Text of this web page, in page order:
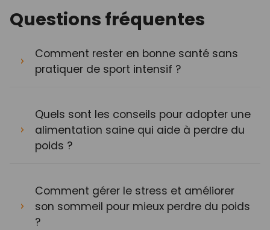
Questions fréquentes
Comment rester en bonne santé sans
pratiquer de sport intensif ?
Quels sont les conseils pour adopter une
alimentation saine qui aide à perdre du
poids ?
Comment gérer le stress et améliorer
son sommeil pour mieux perdre du poids
?